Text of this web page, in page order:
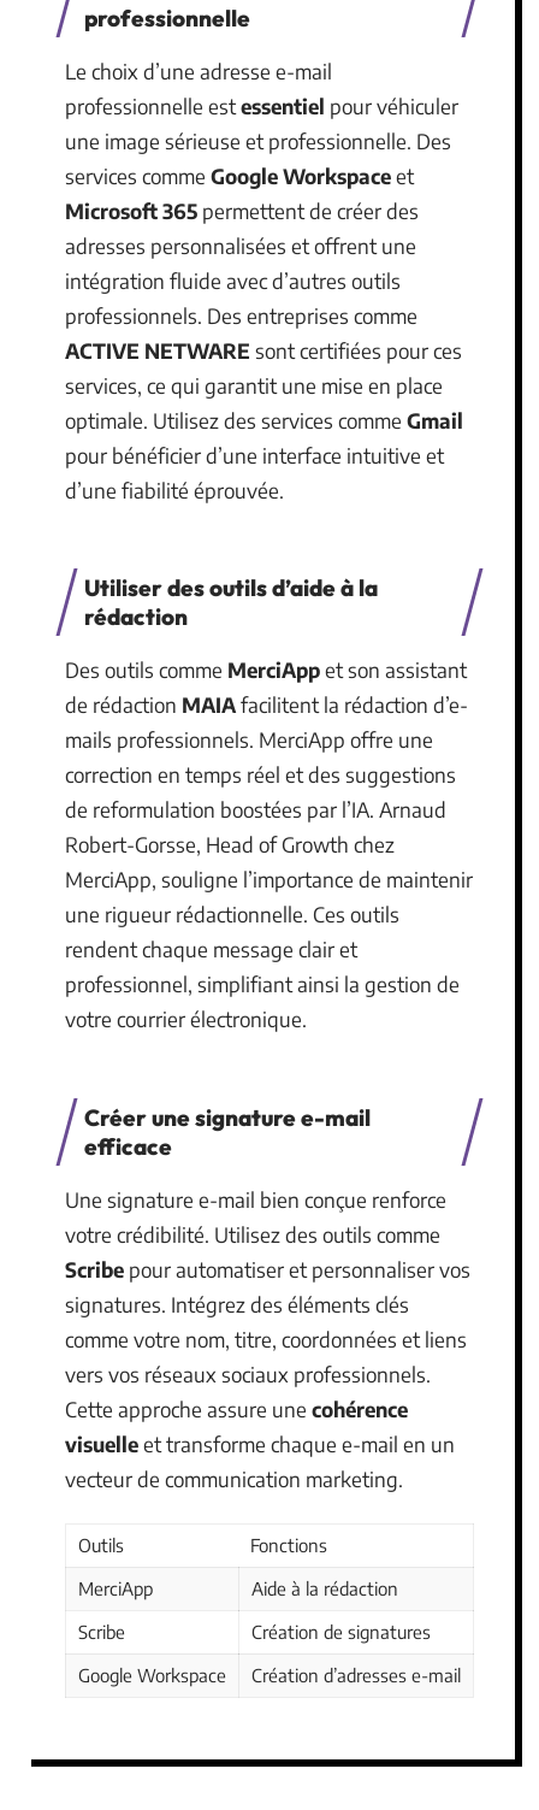
professionnelle
Le choix d’une adresse e-mail
professionnelle estessentiel pour véhiculer
une image sérieuse et professionnelle. Des
services comme Google Workspaceet
Microsoft 365 permettent de créer des
adresses personnalisées et offrent une
intégration fluide avec d’autres outils
professionnels. Des entreprises comme
ACTIVE NETWARE sont certifiées pour ces
services, ce qui garantit une mise en place
optimale. Utilisez des services comme Gmail
pour bénéficier d’une interface intuitive et
d’une fiabilité éprouvée.
Utiliser des outils d’aide à la
rédaction
Des outils comme MerciAppet son assistant
de rédaction MAIAfacilitent la rédaction d’e-
mails professionnels. MerciApp offre une
correction en temps réel et des suggestions
de reformulation boostées par l’IA. Arnaud
Robert-Gorsse, Head of Growth chez
MerciApp, souligne l’importance de maintenir
une rigueur rédactionnelle. Ces outils
rendent chaque message clair et
professionnel, simplifiant ainsi la gestion de
votre courrier électronique.
Créer une signature e-mail
efficace
Une signature e-mail bien conçue renforce
votre crédibilité. Utilisez des outils comme
Scribe pour automatiser et personnaliser vos
signatures. Intégrez des éléments clés
comme votre nom, titre, coordonnées et liens
vers vos réseaux sociaux professionnels.
Cette approche assure une cohérence
visuelleet transforme chaque e-mail en un
vecteur de communication marketing.
Outils
Fonctions
MerciApp
Aide à la rédaction
Scribe
Création de signatures
Google Workspace
Création d’adresses e-mail